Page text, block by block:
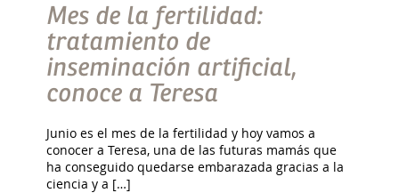
Mes de la fertilidad:
tratamiento de
inseminación artificial,
conoce a Teresa
Junio es el mes de la fertilidad y hoy vamos a
conocer a Teresa, una de las futuras mamás que
ha conseguido quedarse embarazada gracias a la
ciencia y a […]